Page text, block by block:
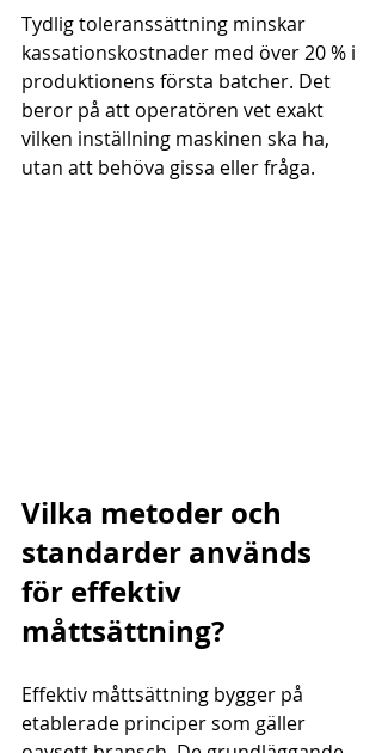
Tydlig toleranssättning minskar
kassationskostnader med över 20 % i
produktionens första batcher. Det
beror på att operatören vet exakt
vilken inställning maskinen ska ha,
utan att behöva gissa eller fråga.
Vilka metoder och
standarder används
för effektiv
måttsättning?
Effektiv måttsättning bygger på
etablerade principer som gäller